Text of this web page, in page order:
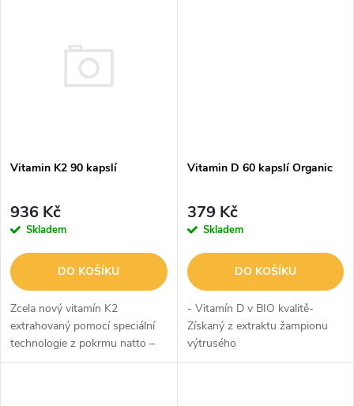
Vitamin K2 90 kapslí
936 Kč
Skladem
DO KOŠÍKU
Zcela nový vitamín K2
extrahovaný pomocí speciální
technologie z pokrmu natto –
fermentovaných sojových
Vitamin D 60 kapslí Organic
379 Kč
Skladem
DO KOŠÍKU
- Vitamín D v BIO kvalitě-
Získaný z extraktu žampionu
výtrusého